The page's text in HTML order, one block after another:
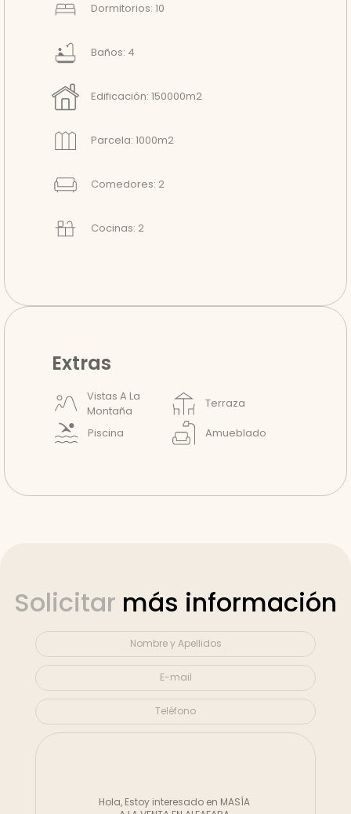
Dormitorios: 10
Baños: 4
Edificación: 150000m2
Parcela: 1000m2
Comedores: 2
Cocinas: 2
Extras
Vistas A La
Montaña
Terraza
Piscina
Amueblado
Solicitar más información